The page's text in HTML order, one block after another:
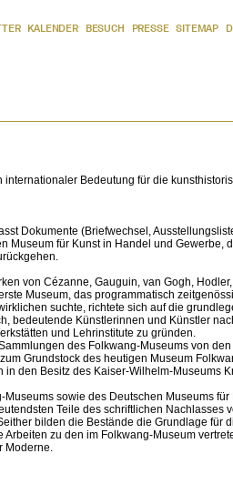
KALENDER BESUCH PRESSE SITEMAP
Bedeutung für die
Dokumente (Briefwechsel,
Museum für Kunst in Handel und Gewerbe,
von Cézanne, Gauguin, van Gogh,
Museum, das programmatisch
suchte, richtete sich auf die
bedeutende Künstlerinnen und Künstler
und Lehrinstitute zu gründen.
des Folkwang-Museums von
Grundstock des heutigen Museum
den Besitz des Kaiser-Wilhelm-Museums
sowie des Deutschen Museums für
Teile des schriftlichen Nachlasses
bilden die Bestände die Grundlage für
zu den im Folkwang-Museum
Moderne.